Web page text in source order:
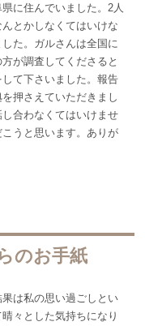
に住んでいました。2人
とかしなくてはいけな
た。ガルさんは全国に
が調査してくださると
て下さいました。報告
押さえていただきまし
合わなくてはいけませ
うと思います。ありが
のお手紙
は私の思い過ごしとい
々とした気持ちになり